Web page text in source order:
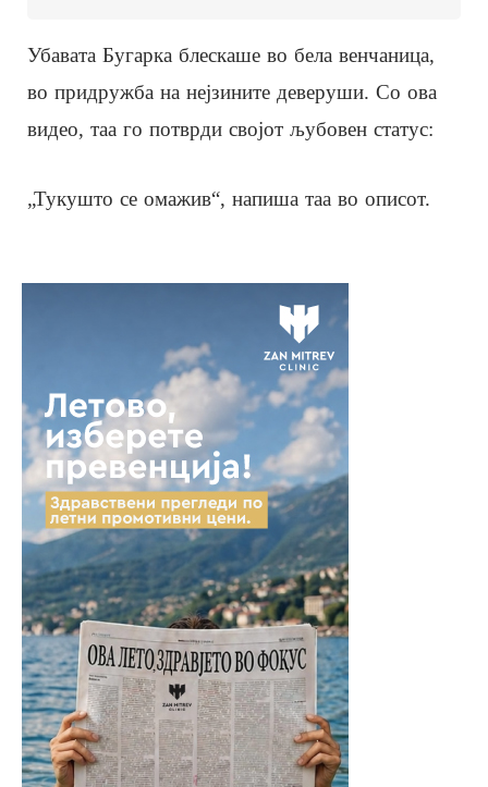
Убавата Бугарка блескаше во бела венчаница,
во придружба на нејзините деверуши. Со ова
видео, таа го потврди својот љубовен статус:
„Тукушто се омажив“, напиша таа во описот.